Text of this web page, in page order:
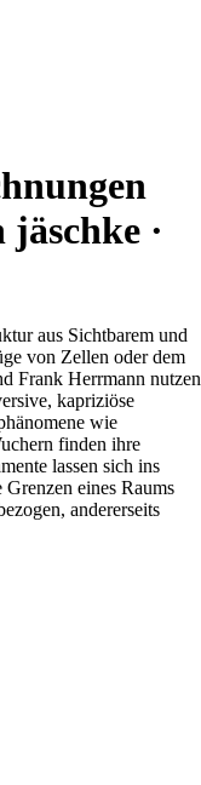
·
aus Sichtbarem und
von Zellen oder dem
Frank Herrmann nutzen
kapriziöse
wie
finden ihre
lassen sich ins
eines Raums
andererseits